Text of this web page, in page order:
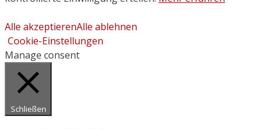
Alle akzeptierenAlle ablehnen
Cookie-Einstellungen
Manage consent
Schließen